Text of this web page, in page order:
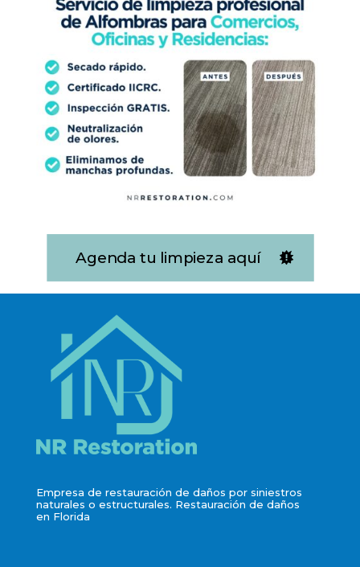
Agenda tu limpieza aquí
Empresa de restauración de daños por siniestros
naturales o estructurales. Restauración de daños
en Florida